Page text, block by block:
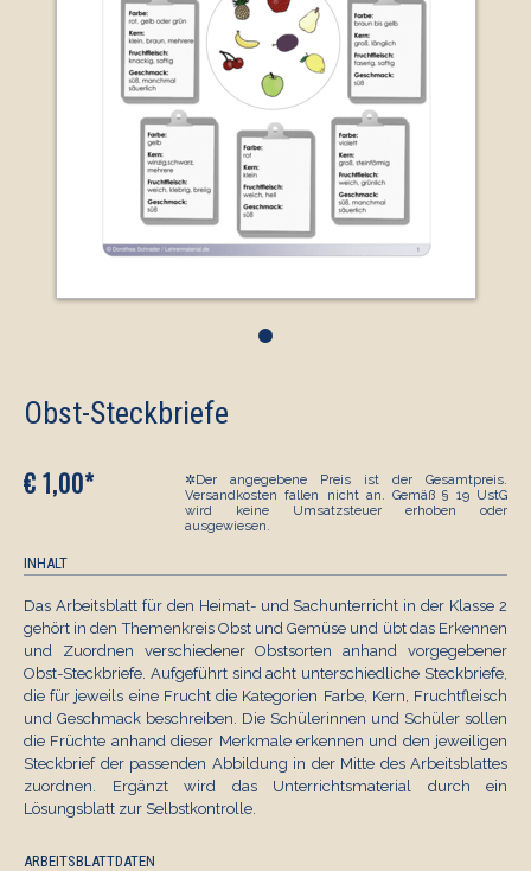
•
Obst-Steckbriefe
€ 1,00*
✲Der angegebene Preis ist der Gesamtpreis.
Versandkosten fallen nicht an. Gemäß § 19 UstG
wird keine Umsatzsteuer erhoben oder
ausgewiesen.
INHALT
Das Arbeitsblatt für den Heimat- und Sachunterricht in der Klasse 2
gehört in den Themenkreis Obst und Gemüse und übt das Erkennen
und Zuordnen verschiedener Obstsorten anhand vorgegebener
Obst-Steckbriefe. Aufgeführt sind acht unterschiedliche Steckbriefe,
die für jeweils eine Frucht die Kategorien Farbe, Kern, Fruchtfleisch
und Geschmack beschreiben. Die Schülerinnen und Schüler sollen
die Früchte anhand dieser Merkmale erkennen und den jeweiligen
Steckbrief der passenden Abbildung in der Mitte des Arbeitsblattes
zuordnen. Ergänzt wird das Unterrichtsmaterial durch ein
Lösungsblatt zur Selbstkontrolle.
ARBEITSBLATTDATEN